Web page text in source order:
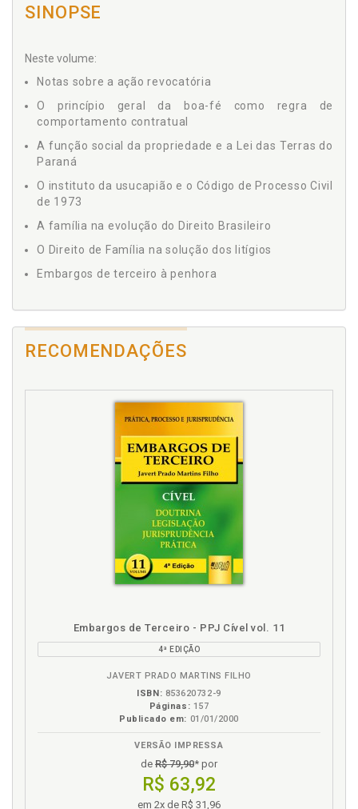
SINOPSE
Neste volume:
Notas sobre a ação revocatória
O princípio geral da boa-fé como regra de
comportamento contratual
A função social da propriedade e a Lei das Terras do
Paraná
O instituto da usucapião e o Código de Processo Civil
de 1973
A família na evolução do Direito Brasileiro
O Direito de Família na solução dos litígios
Embargos de terceiro à penhora
RECOMENDAÇÕES
Embargos de Terceiro - PPJ Cível vol. 11
4ª EDIÇÃO
JAVERT PRADO MARTINS FILHO
ISBN: 853620732-9
Páginas: 157
Publicado em: 01/01/2000
VERSÃO IMPRESSA
de R$ 79,90* por
R$ 63,92
em 2x de R$ 31,96